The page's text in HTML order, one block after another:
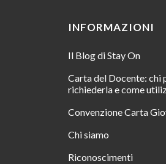
INFORMAZIONI
Il Blog di Stay On
Carta del Docente: chi
richiederla e come
Convenzione Carta
Chi siamo
Riconoscimenti